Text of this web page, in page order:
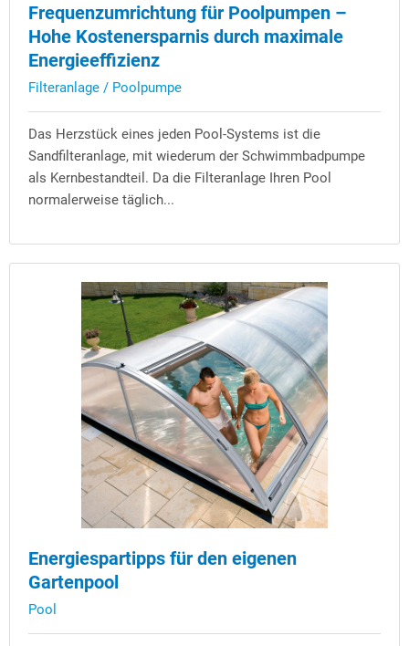
Frequenzumrichtung für Poolpumpen –
Hohe Kostenersparnis durch maximale
Energieeffizienz
Filteranlage / Poolpumpe
Das Herzstück eines jeden Pool-Systems ist die
Sandfilteranlage, mit wiederum der Schwimmbadpumpe
als Kernbestandteil. Da die Filteranlage Ihren Pool
normalerweise täglich...
Energiespartipps für den eigenen
Gartenpool
Pool